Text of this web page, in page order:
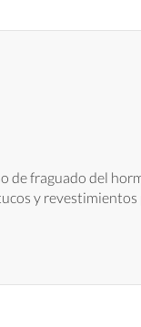
de fraguado del
y